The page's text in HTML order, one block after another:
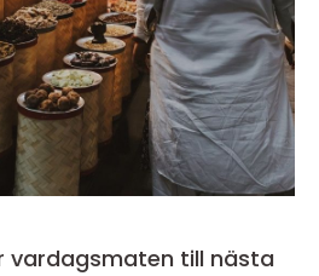
vardagsmaten till nästa